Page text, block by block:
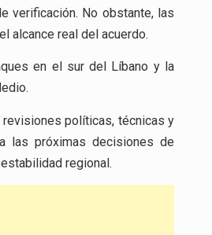
verificación. No obstante, las
alcance real del acuerdo.
en el sur del Líbano y la
revisiones políticas, técnicas y
las próximas decisiones de
regional.